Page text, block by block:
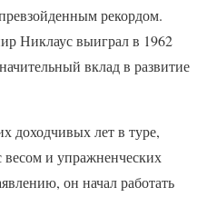
рекордом.
Никлаус выиграл в 1962
вклад в развитие
доходчивых лет в туре,
весом и упражненческих
он начал работать